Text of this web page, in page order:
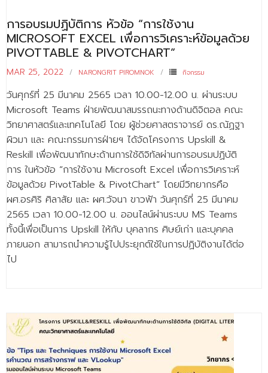
การอบรมปฏิบัติการ หัวข้อ “การใช้งาน
MICROSOFT EXCEL เพื่อการวิเคราะห์ข้อมูลด้วย
PIVOTTABLE & PIVOTCHART”
MAR 25, 2022 NARONGRIT PIROMNOK กิจกรรม
วันศุกร์ที่ 25 มีนาคม 2565 เวลา 10.00-12.00 น. ผ่านระบบ
Microsoft Teams ฝ่ายพัฒนาสมรรถนะทางด้านดิจิตอล คณะ
วิทยาศาสตร์และเทคโนโลยี โดย ผู้ช่วยศาสตราจารย์ ดร.ณัฏฐา
ผิวมา และ คณะกรรมการฝ่ายฯ ได้จัดโครงการ Upskill &
Reskill เพื่อพัฒนาทักษะด้านการใช้ดิจิทัลผ่านการอบรมปฏิบัติ
การ ในหัวข้อ “การใช้งาน Microsoft Excel เพื่อการวิเคราะห์
ข้อมูลด้วย PivotTable & PivotChart” โดยมีวิทยากรคือ
ผศ.อรศิริ ศิลาสัย และ ผศ.วัจนา ขาวฟ้า วันศุกร์ที่ 25 มีนาคม
2565 เวลา 10.00-12.00 น. ออนไลน์ผ่านระบบ MS Teams
ทั้งนี้เพื่อเป็นการ Upskill ให้กับ บุคลากร ศิษย์เก่า และบุคคล
ภายนอก สามารถนำความรู้ไปประยุกต์ใช้ในการปฏิบัติงานได้ต่อ
ไป